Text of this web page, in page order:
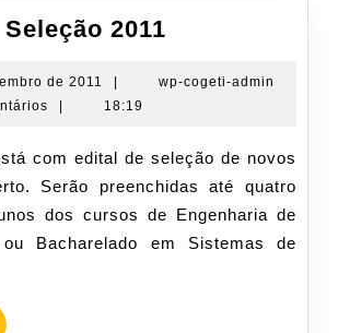
2011
Seleção
de 2011
21
de
de
wp-cogeti-admin
18:19
Serão preenchidas até quatro
dos cursos de Engenharia de
ou Bacharelado em Sistemas de
READ